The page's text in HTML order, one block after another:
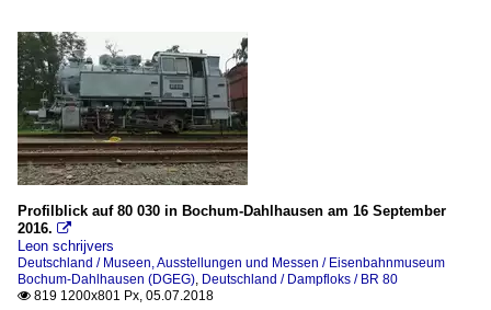
Profilblick auf 80 030 in Bochum-Dahlhausen am 16 September
2016. 
Leon schrijvers
Deutschland / Museen, Ausstellungen und Messen / Eisenbahnmuseum
Bochum-Dahlhausen (DGEG) Deutschland / Dampfloks / BR 80
 819 1200x801 Px, 05.07.2018